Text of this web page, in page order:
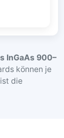
InGaAs 900–
können je
die